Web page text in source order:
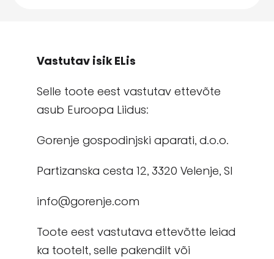
Vastutav isik ELis
Selle toote eest vastutav ettevõte
asub Euroopa Liidus:
Gorenje gospodinjski aparati, d.o.o.
Partizanska cesta 12, 3320 Velenje, Sl
info@gorenje.com
Toote eest vastutava ettevõtte leiad
ka tootelt, selle pakendilt või